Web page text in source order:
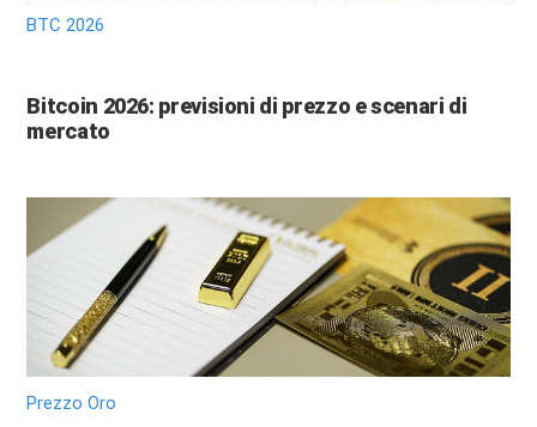
BTC 2026
Bitcoin 2026: previsioni di prezzo e scenari di
mercato
Prezzo Oro